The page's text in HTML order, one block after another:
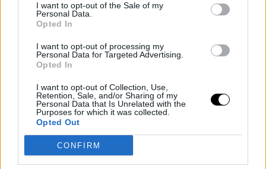
I want to opt-out of the Sale of my
Personal Data.
Opted In
I want to opt-out of processing my
Personal Data for Targeted Advertising.
Opted In
I want to opt-out of Collection, Use,
Retention, Sale, and/or Sharing of my
Personal Data that Is Unrelated with the
Purposes for which it was collected.
Opted Out
CONFIRM
Avokádóolaj-teszt: amit a drága
címkék mögött találtak
avokádóolajos termékeket, de egy új kutatás szerint az
esetek 89%-ában nem azt kapják, amiért fizetnek. A
Kaliforniai Egyetem szakértői